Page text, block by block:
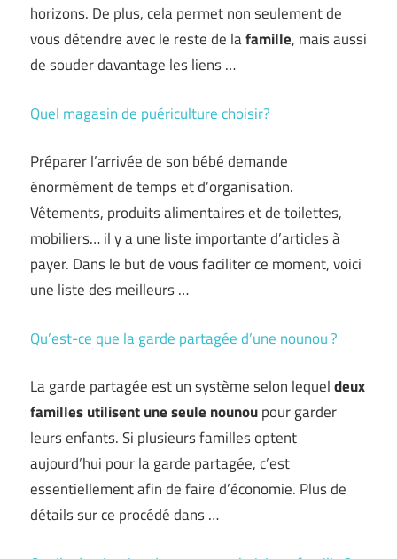
horizons. De plus, cela permet non seulement de
vous détendre avec le reste de lafamille, mais aussi
de souder davantage les liens …
Quel magasin de puériculture choisir?
Préparer l’arrivée de son bébé demande
énormément de temps et d’organisation.
Vêtements, produits alimentaires et de toilettes,
mobiliers… il y a une liste importante d’articles à
payer. Dans le but de vous faciliter ce moment, voici
une liste des meilleurs …
Qu’est-ce que la garde partagée d’une nounou ?
La garde partagée est un système selon lequeldeux
familles utilisent une seule nounoupour garder
leurs enfants. Si plusieurs familles optent
aujourd’hui pour la garde partagée, c’est
essentiellement afin de faire d’économie. Plus de
détails sur ce procédé dans …